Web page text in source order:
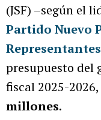
(JSF) –según el
Partido Nuevo
Representantes
presupuesto del
fiscal 2025-
millones.